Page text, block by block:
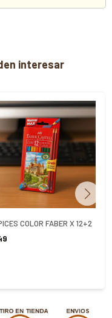
interesar
COLOR FABER X 12+2